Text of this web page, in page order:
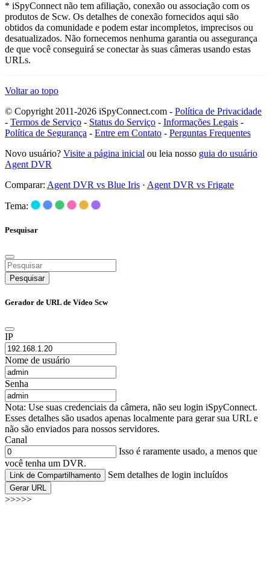
* iSpyConnect não tem afiliação, conexão ou associação com os
produtos de Scw. Os detalhes de conexão fornecidos aqui são
obtidos da comunidade e podem estar incompletos, imprecisos ou
desatualizados. Não fornecemos nenhuma garantia ou assegurança
de que você conseguirá se conectar às suas câmeras usando estas
URLs.
Voltar ao topo
© Copyright 2011-2026 iSpyConnect.com - Política de Privacidade
- Termos de Serviço - Status do Serviço - Informações Legais -
Política de Segurança - Entre em Contato - Perguntas Frequentes
Novo usuário? Visite a página inicial ou leia nosso guia do usuário
Agent DVR
Comparar: Agent DVR vs Blue Iris · Agent DVR vs Frigate
Tema:
Pesquisar
Pesquisar
Gerador de URL de Vídeo Scw
IP
Nome de usuário
Senha
Nota: Use suas credenciais da câmera, não seu login iSpyConnect.
Esses detalhes são usados apenas localmente para gerar sua URL e
não são enviados para nossos servidores.
Canal
Isso é raramente usado, a menos que
você tenha um DVR.
Link de Compartilhamento Sem detalhes de login incluídos
Gerar URL
>>>>>